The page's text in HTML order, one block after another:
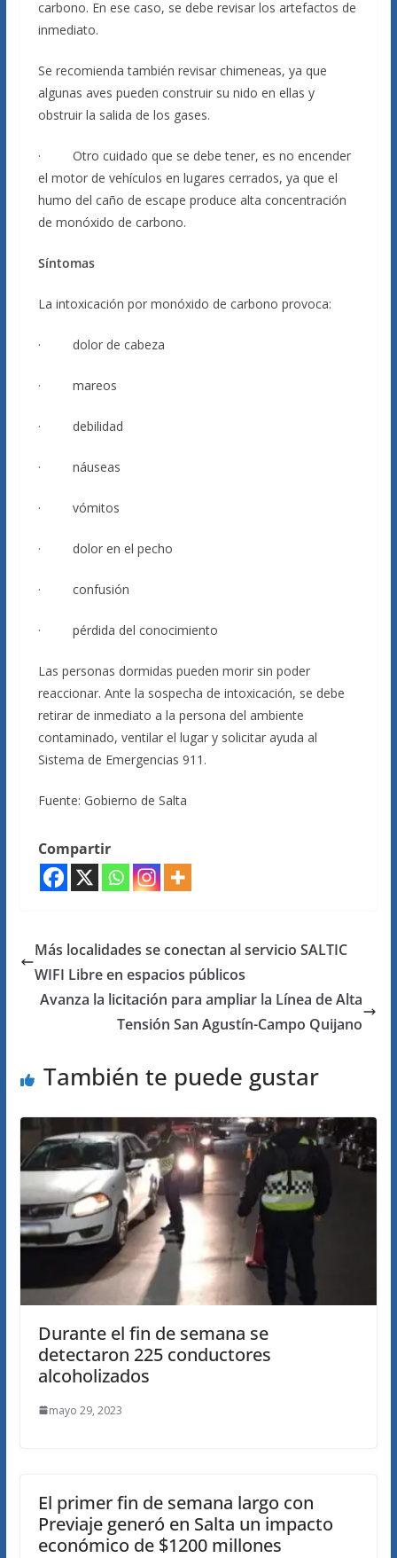
carbono. En ese caso, se debe revisar los artefactos de
inmediato.
Se recomienda también revisar chimeneas, ya que
algunas aves pueden construir su nido en ellas y
obstruir la salida de los gases.
· Otro cuidado que se debe tener, es no encender
el motor de vehículos en lugares cerrados, ya que el
humo del caño de escape produce alta concentración
de monóxido de carbono.
Síntomas
La intoxicación por monóxido de carbono provoca:
· dolor de cabeza
· mareos
· debilidad
· náuseas
· vómitos
· dolor en el pecho
· confusión
· pérdida del conocimiento
Las personas dormidas pueden morir sin poder
reaccionar. Ante la sospecha de intoxicación, se debe
retirar de inmediato a la persona del ambiente
contaminado, ventilar el lugar y solicitar ayuda al
Sistema de Emergencias 911.
Fuente: Gobierno de Salta
Compartir
Más localidades se conectan al servicio SALTIC
WIFI Libre en espacios públicos
Avanza la licitación para ampliar la Línea de Alta
Tensión San Agustín-Campo Quijano
También te puede gustar
Durante el fin de semana se
detectaron 225 conductores
alcoholizados
mayo 29, 2023
El primer fin de semana largo con
Previaje generó en Salta un impacto
económico de $1200 millones